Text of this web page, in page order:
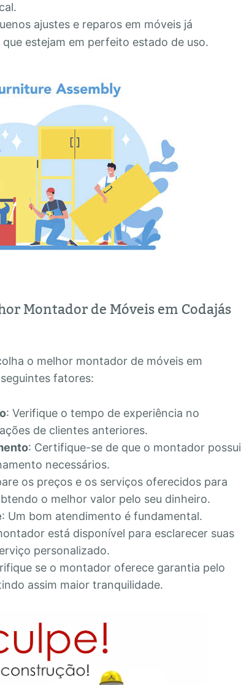
ajustes e reparos em móveis já
estejam em perfeito estado de uso.
Montador de Móveis em Codajás
o melhor montador de móveis em
fatores:
: Verifique o tempo de experiência no
de clientes anteriores.
: Certifique-se de que o montador possui
necessários.
os preços e os serviços oferecidos para
o melhor valor pelo seu dinheiro.
: Um bom atendimento é fundamental.
está disponível para esclarecer suas
personalizado.
se o montador oferece garantia pelo
assim maior tranquilidade.